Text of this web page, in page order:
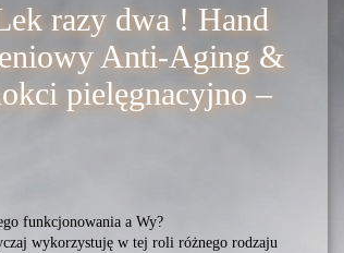
razy dwa ! Hand
Anti-Aging &
pielęgnacyjno –
funkcjonowania a Wy?
wykorzystuję w tej roli różnego rodzaju